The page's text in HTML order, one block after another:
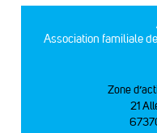
Association familiale
Zone
21